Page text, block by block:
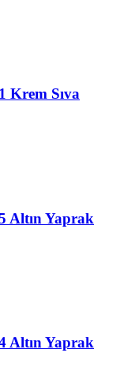
Krem Sıva
Altın Yaprak
Altın Yaprak